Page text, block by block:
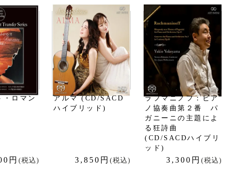
・ロマン
円 (税込)
アルマ (CD/SACD
ハイブリッド)
3,850円 (税込)
ラフマニノフ：ピア
ノ協奏曲第２番 パ
ガニーニの主題によ
る狂詩曲
(CD/SACDハイブリ
ッド)
3,300円 (税込)